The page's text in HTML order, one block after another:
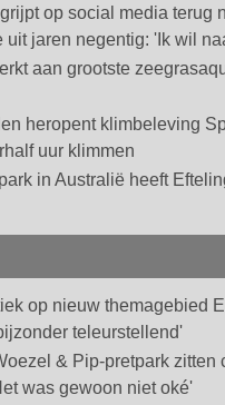
op social media terug
uit jaren negentig: 'Ik wil
aan grootste
heropent klimbeleving
uur klimmen
in Australië heeft
op nieuw themagebied
teleurstellend'
& Pip-pretpark zitten
was gewoon niet oké'